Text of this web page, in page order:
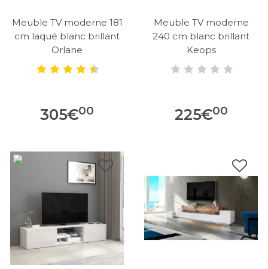
Meuble TV moderne 181
cm laqué blanc brillant
Orlane
305€00
Meuble TV moderne
240 cm blanc brillant
Keops
225€00